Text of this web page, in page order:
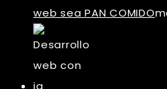
web sea PAN COMIDO